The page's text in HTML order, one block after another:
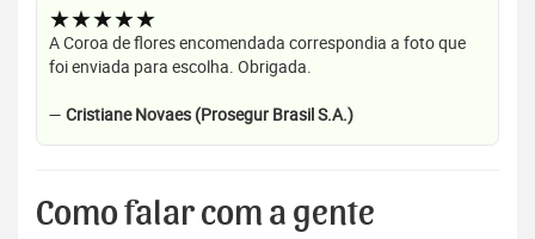
★★★★★
A Coroa de flores encomendada correspondia a foto que
foi enviada para escolha. Obrigada.
— Cristiane Novaes (Prosegur Brasil S.A.)
Como falar com a gente